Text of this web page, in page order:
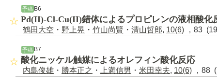
予稿 B6
Pd(II)-Cl-Cu(II)錯体によるプロピレンの液相酸化
鶴田大空 ・ 野上晃 ・ 竹山尚賢 ・ 清山哲郎, 10(6) ，83
予稿B7
酸化ニッケル触媒によるオレフィン酸化反応
内島俊雄 ・ 勝本正之 ・ 上満信男 ・ 米田幸夫, 10(6) ，88